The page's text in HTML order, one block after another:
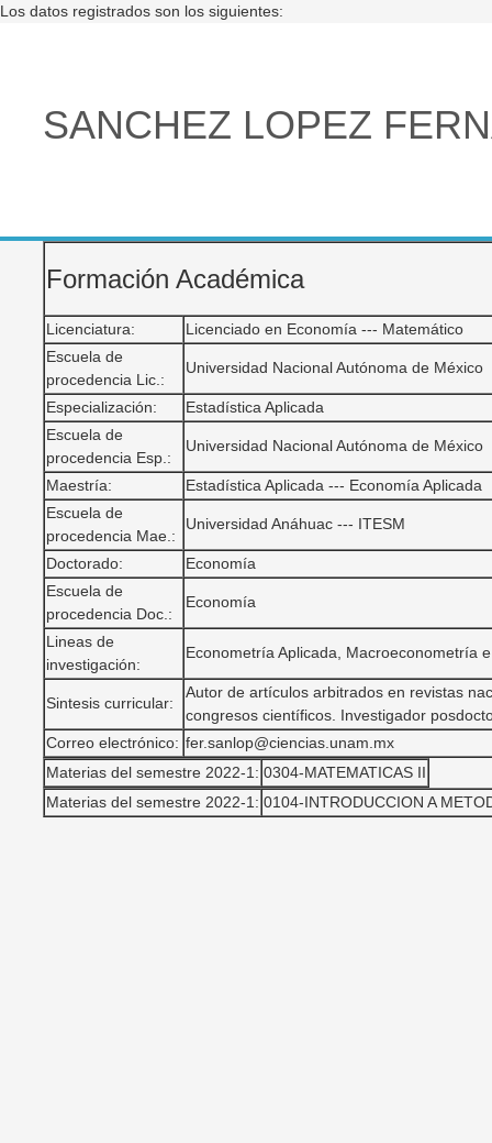
Los datos registrados son los siguientes:
SANCHEZ LOPEZ
Formación Académica
Licenciatura:
Licenciado en Economía --- Matemático
Escuela de
procedencia Lic.:
Universidad Nacional Autónoma de México
Especialización:
Estadística Aplicada
Escuela de
procedencia Esp.:
Universidad Nacional Autónoma de México
Maestría:
Estadística Aplicada --- Economía Aplicada
Escuela de
procedencia Mae.:
Universidad Anáhuac --- ITESM
Doctorado:
Economía
Escuela de
procedencia Doc.:
Economía
Lineas de
investigación:
Econometría Aplicada, Macroeconometría
Sintesis curricular:
Autor de artículos arbitrados en revistas
congresos científicos. Investigador
Correo electrónico: fer.sanlop@ciencias.unam.mx
Materias del semestre 2022-1: 0304-MATEMATICAS II
Materias del semestre 2022-1: 0104-INTRODUCCION A